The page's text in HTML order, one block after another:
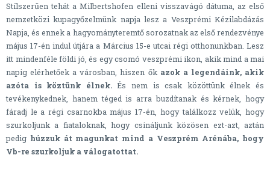
Stílszerűen tehát a Milbertshofen elleni visszavágó dátuma, az első
nemzetközi kupagyőzelmünk napja lesz a Veszprémi Kézilabdázás
Napja, és ennek a hagyományteremtő sorozatnak az első rendezvénye
május 17-én indul útjára a Március 15-e utcai régi otthonunkban. Lesz
itt mindenféle földi jó, és egy csomó veszprémi ikon, akik mind a mai
napig elérhetőek a városban, hiszen ők azok a legendáink, akik
azóta is köztünk élnek.És nem is csak közöttünk élnek és
tevékenykednek, hanem téged is arra buzdítanak és kérnek, hogy
fáradj le a régi csarnokba május 17-én, hogy találkozz velük, hogy
szurkoljunk a fiataloknak, hogy csináljunk közösen ezt-azt, aztán
pedig húzzuk át magunkat mind a Veszprém Arénába, hogy
Vb-re szurkoljuk a válogatottat.